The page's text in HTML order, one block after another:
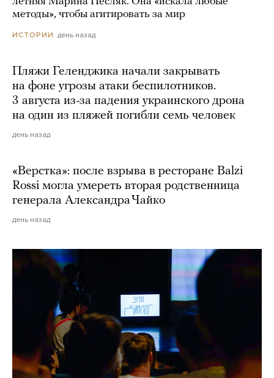
методы», чтобы агитировать за мир
ИСТОРИИ день назад
Пляжи Геленджика начали закрывать
на фоне угрозы атаки беспилотников.
3 августа из-за падения украинского дрона
на один из пляжей погибли семь человек
день назад
«Верстка»: после взрыва в ресторане Balzi
Rossi могла умереть вторая родственница
генерала Александра Чайко
день назад